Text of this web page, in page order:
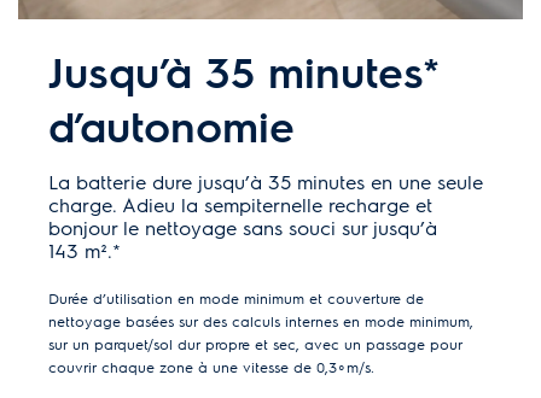
Jusqu’à 35 minutes*
d’autonomie
La batterie dure jusqu’à 35 minutes en une seule
charge. Adieu la sempiternelle recharge et
bonjour le nettoyage sans souci sur jusqu’à
143 m².*
Durée d’utilisation en mode minimum et couverture de
nettoyage basées sur des calculs internes en mode minimum,
sur un parquet/sol dur propre et sec, avec un passage pour
couvrir chaque zone à une vitesse de 0,3∘m/s.